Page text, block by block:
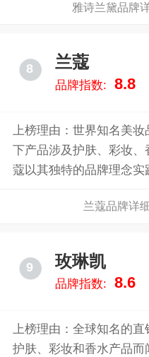
创、简、唐娜·卡兰等。
雅诗兰黛品牌
8 兰蔻
品牌指数: 8.8
上榜理由：世界知名美
下产品涉及护肤、彩妆
蔻以其独特的品牌理念
兰蔻品牌详
9 玫琳凯
品牌指数: 8.6
上榜理由：全球知名的
护肤、彩妆和香水产品